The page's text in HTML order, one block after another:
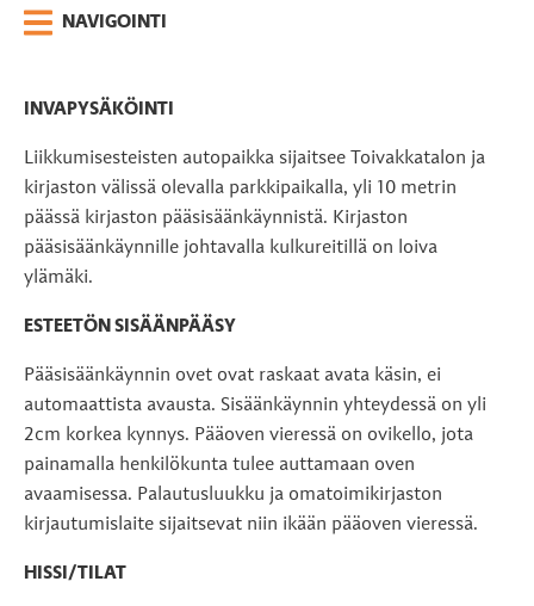
NAVIGOINTI
INVAPYSÄKÖINTI
Liikkumisesteisten autopaikka sijaitsee Toivakkatalon ja
kirjaston välissä olevalla parkkipaikalla, yli 10 metrin
päässä kirjaston pääsisäänkäynnistä. Kirjaston
pääsisäänkäynnille johtavalla kulkureitillä on loiva
ylämäki.
ESTEETÖN SISÄÄNPÄÄSY
Pääsisäänkäynnin ovet ovat raskaat avata käsin, ei
automaattista avausta. Sisäänkäynnin yhteydessä on yli
2cm korkea kynnys. Pääoven vieressä on ovikello, jota
painamalla henkilökunta tulee auttamaan oven
avaamisessa. Palautusluukku ja omatoimikirjaston
kirjautumislaite sijaitsevat niin ikään pääoven vieressä.
HISSI/TILAT